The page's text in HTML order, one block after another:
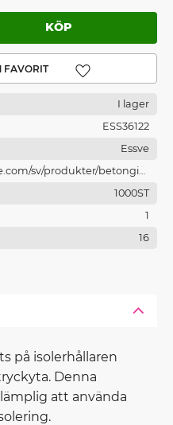
till i favoriter
I lager
ESS36122
Essve
sv/produkter/betonginf
astningar/
1000ST
1
16
på isolerhållaren
Denna
att använda